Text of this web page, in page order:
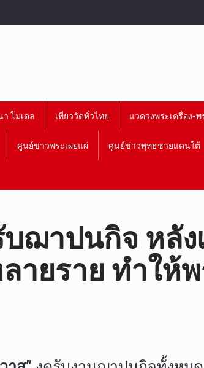
โมเดล เที่ยววัดทั่วไทย แวดวงพระเครื่อง-พ
ศูนย์ข่าวพระเผยแผ่ ศูนย์ข่าวพุทธชายแดนใต้
บฌาปนกิจ หลั
ายราย ทำให้